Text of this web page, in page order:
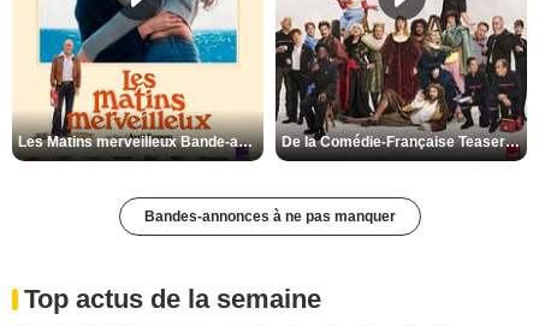
Les Matins merveilleux Bande-annonce VF De la Comédie-Française Teaser VF
Bandes-annonces à ne pas manquer
Top actus de la semaine